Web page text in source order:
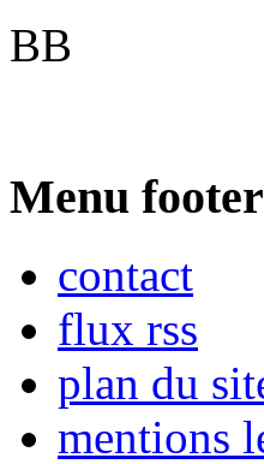
BB
Menu footer
contact
flux rss
plan du
mentions